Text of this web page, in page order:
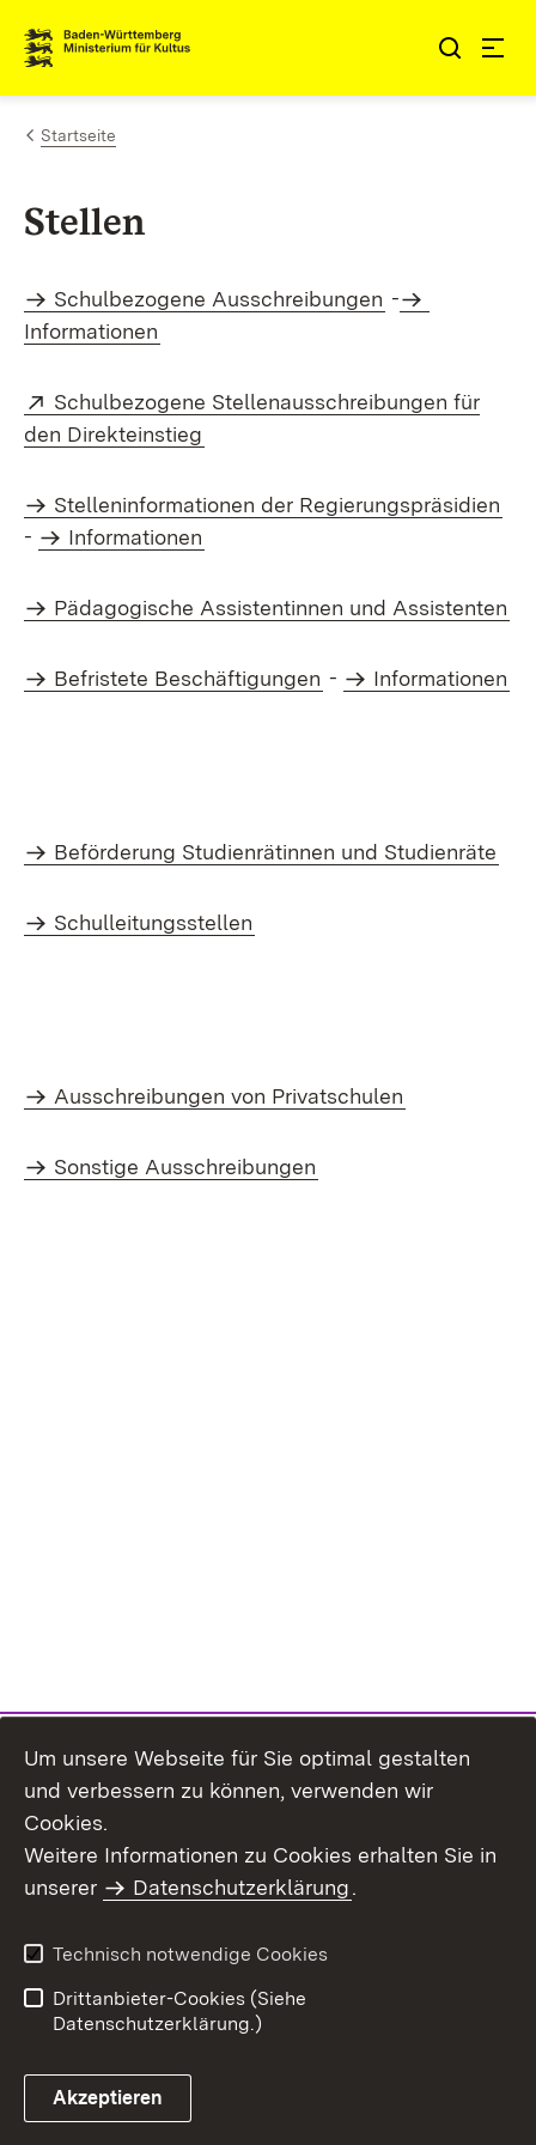
Zum Inhalt springen
Link zur Startseite
Startseite
Stellen
Schulbezogene Ausschreibungen -
Informationen
Extern:
Schulbezogene Stellenausschreibungen für
den Direkteinstieg
Stelleninformationen der Regierungspräsidien
-
Informationen
Pädagogische Assistentinnen und Assistenten
Befristete Beschäftigungen - Informationen
Beförderung Studienrätinnen und Studienräte
Schulleitungsstellen
Ausschreibungen von Privatschulen
Sonstige Ausschreibungen
Benutzungshinweise
Erklärung zur
Um unsere Webseite für Sie optimal gestalten
und verbessern zu können, verwenden wir
Cookies.
Weitere Informationen zu Cookies erhalten Sie in
unserer
Datenschutzerklärung.
Technisch notwendige Cookies
Drittanbieter-Cookies (Siehe
Datenschutzerklärung.)
Akzeptieren